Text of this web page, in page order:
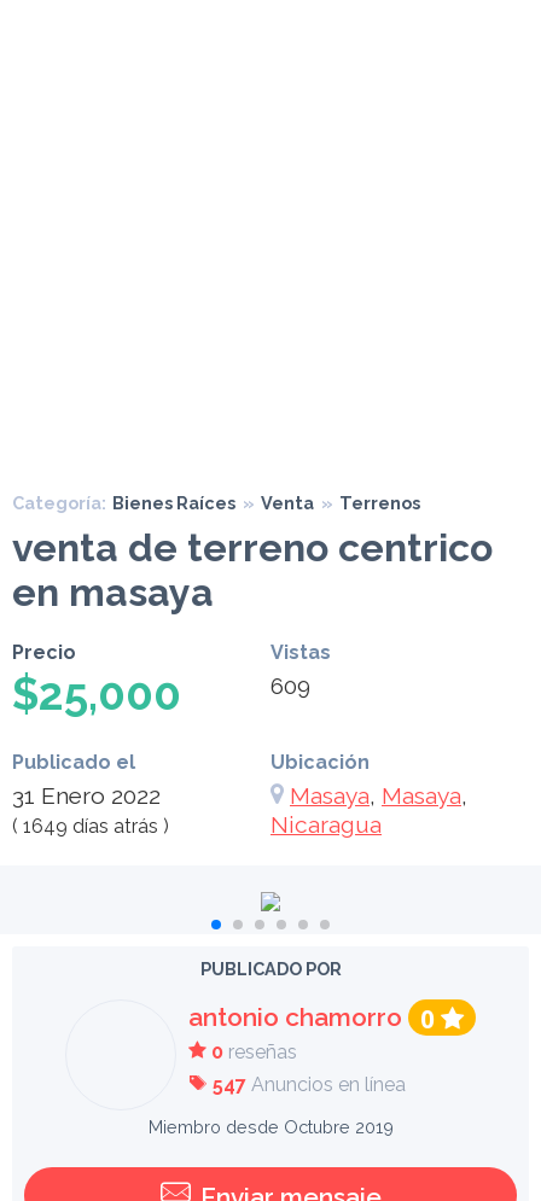
Categoría: Bienes Raíces » Venta » Terrenos
venta de terreno centrico
en masaya
Precio
$25,000
Vistas
609
Publicado el
31 Enero 2022
( 1649 días atrás )
Ubicación
Masaya, Masaya,
Nicaragua
PUBLICADO POR
antonio chamorro 0
0 reseñas
547 Anuncios en línea
Miembro desde Octubre 2019